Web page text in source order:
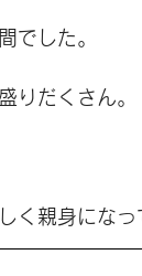
でした。
りだくさん。
く親身になっ